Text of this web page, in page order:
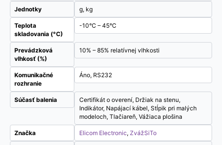
Jednotky g, kg
Teplota
skladovania (°C)
-10°C – 45°C
Prevádzková
vlhkosť (%)
10% – 85% relatívnej vlhkosti
Komunikačné
rozhranie
Áno, RS232
Súčasť balenia
Certifikát o overení, Držiak na stenu,
Indikátor, Napájací kábel, Stĺpik pri malých
modeloch, Tlačiareň, Vážiaca plošina
Značka Elicom Electronic,ZvážSiTo